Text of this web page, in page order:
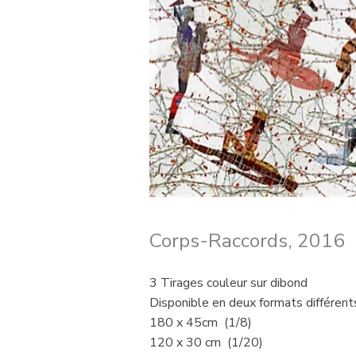
Corps-Raccords, 2016
3 Tirages couleur sur dibond
Disponible en deux formats
180 x 45cm (1/8)
120 x 30 cm (1/20)